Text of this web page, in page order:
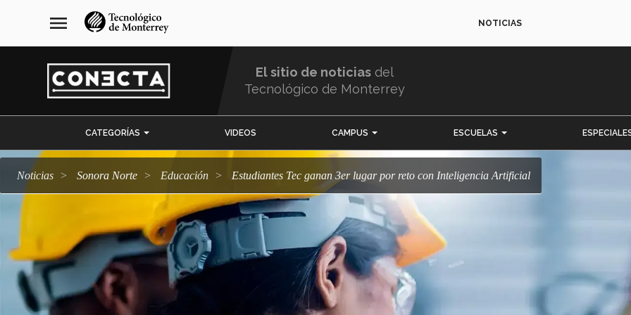
navegación
principal
menu NOTICIAS
El sitio de noticias del
Tecnológico de Monterrey
CATEGORÍAS VIDEOS CAMPUS ESCUELAS
Noticias Sonora Norte Educación Estudiantes Tec ganan 3er lugar por reto con Inteligencia Artificial